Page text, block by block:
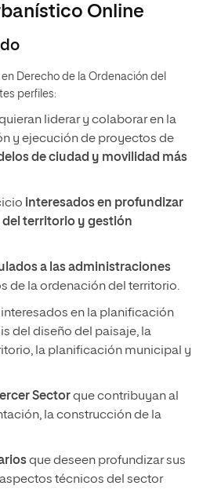
Online
Derecho de la Ordenación del
perfiles:
liderar y colaborar en la
y ejecución de proyectos de
de ciudad y movilidad más
interesados en profundizar
territorio y gestión
a las administraciones
de la ordenación del territorio.
interesados en la planificación
del diseño del paisaje, la
la planificación municipal y
Sectorque contribuyan al
la construcción de la
que deseen profundizar sus
técnicos del sector